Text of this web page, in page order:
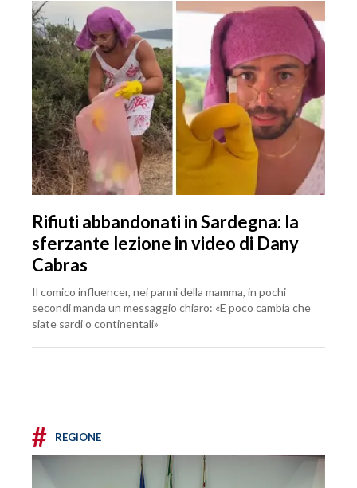
Rifiuti abbandonati in Sardegna: la
sferzante lezione in video di Dany
Cabras
Il comico influencer, nei panni della mamma, in pochi
secondi manda un messaggio chiaro: «E poco cambia che
siate sardi o continentali»
# REGIONE